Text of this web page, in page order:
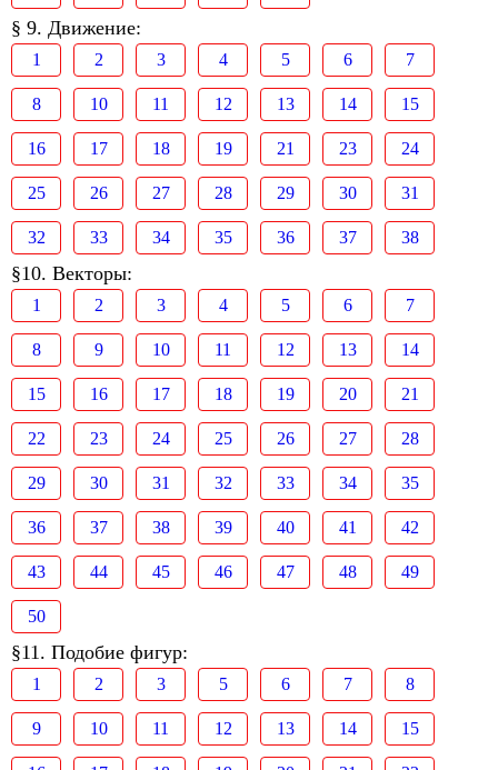
§ 9. Движение:
1 2 3 4 5 6 7
8 10 11 12 13 14 15
16 17 18 19 21 23 24
25 26 27 28 29 30 31
32 33 34 35 36 37 38
§10. Векторы:
1 2 3 4 5 6 7
8 9 10 11 12 13 14
15 16 17 18 19 20 21
22 23 24 25 26 27 28
29 30 31 32 33 34 35
36 37 38 39 40 41 42
43 44 45 46 47 48 49
50
§11. Подобие фигур:
1 2 3 5 6 7 8
9 10 11 12 13 14 15